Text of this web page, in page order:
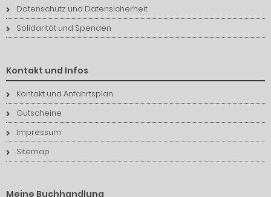
Datenschutz und Datensicherheit
Solidarität und Spenden
Kontakt und Infos
Kontakt und Anfahrtsplan
Gutscheine
Impressum
Sitemap
Meine Buchhandlung